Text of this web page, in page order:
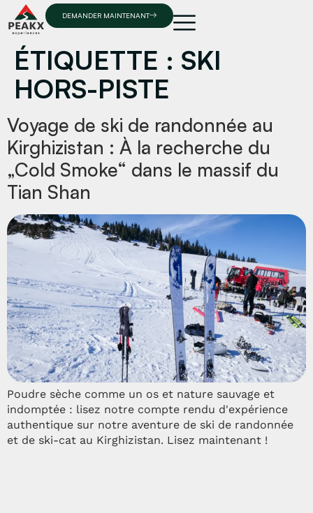
DEMANDER MAINTENANT
ÉTIQUETTE : SKI
HORS-PISTE
Voyage de ski de randonnée au
Kirghizistan : À la recherche du
„Cold Smoke“ dans le massif du
Tian Shan
Poudre sèche comme un os et nature sauvage et
indomptée : lisez notre compte rendu d'expérience
authentique sur notre aventure de ski de randonnée
et de ski-cat au Kirghizistan. Lisez maintenant !